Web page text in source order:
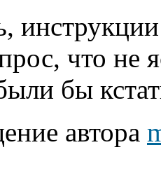
инструкции
что не
бы
автора